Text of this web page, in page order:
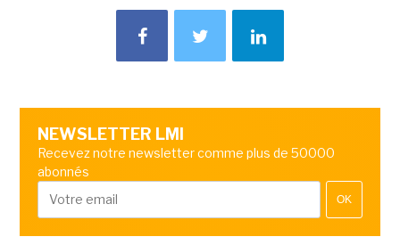
NEWSLETTER LMI
Recevez notre newsletter comme plus de 50000
abonnés
OK